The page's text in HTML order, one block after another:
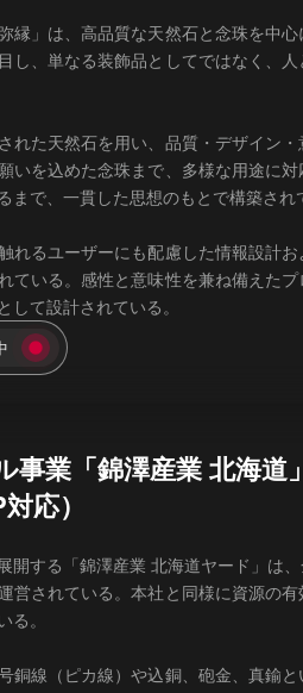
縁」は、高品質な天然石と念珠を中
し、単なる装飾品としてではなく、
れた天然石を用い、品質・デザイン
いを込めた念珠まで、多様な用途に
まで、一貫した思想のもとで構築され
れるユーザーにも配慮した情報設計
ている。感性と意味性を兼ね備えた
して設計されている。
事業「錦澤産業 北海
応）
開する「錦澤産業 北海道ヤード」は
営されている。本社と同様に資源の
。
銅線（ピカ線）や込銅、砲金、真鍮